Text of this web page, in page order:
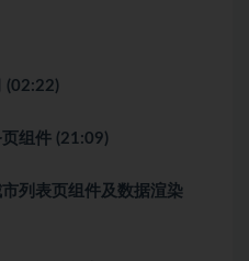
(02:22)
组件 (21:09)
列表页组件及数据渲染